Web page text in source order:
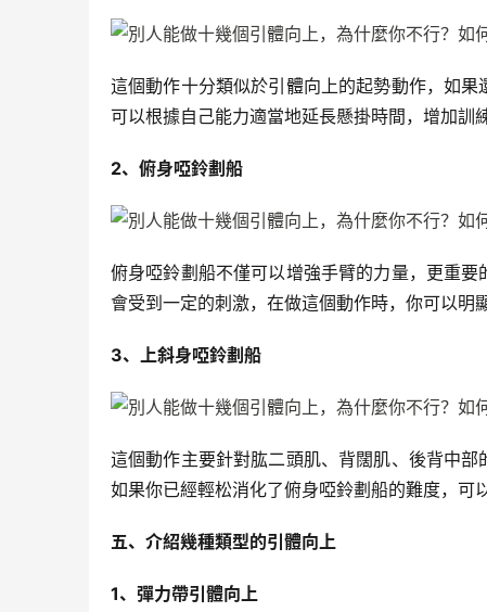
這個動作十分類似於引體向上的起勢動作，如
可以根據自己能力適當地延長懸掛時間，增加訓
2、俯身啞鈴劃船
俯身啞鈴劃船不僅可以增強手臂的力量，更重
會受到一定的刺激，在做這個動作時，你可以明
3、上斜身啞鈴劃船
這個動作主要針對肱二頭肌、背闊肌、後背中部
如果你已經輕松消化了俯身啞鈴劃船的難度，可
五、介紹幾種類型的引體向上
1、彈力帶引體向上